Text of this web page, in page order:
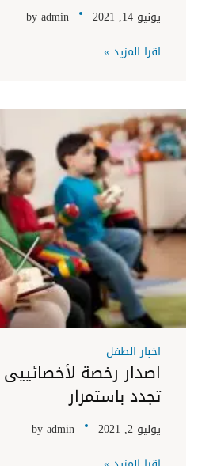
يونيو 14, 2021 byadmin
اقرا المزيد »
اخبار الطفل
اصدار رخصة
تجدد باستمرار
يوليو 2, 2021 byadmin